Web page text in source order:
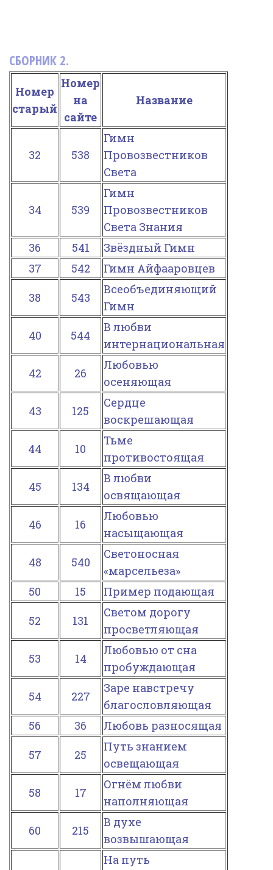
СБОРНИК 2.
Номер
старый
Номер
на
сайте
Название
32 538
Гимн
Провозвестников
Света
34 539
Гимн
Провозвестников
Света Знания
36
541
Звёздный Гимн
37
542
Гимн Айфааровцев
38
543
Всеобъединяющий
Гимн
40
544
В любви
интернациональная
42
26
Любовью
осеняющая
43
125
Сердце
воскрешающая
44
10
Тьме
противостоящая
45
134
В любви
освящающая
46
16
Любовью
насыщающая
48
540
Светоносная
«марсельеза»
50
15
Пример подающая
52
131
Светом дорогу
просветляющая
53
14
Любовью от сна
пробуждающая
54
227
Заре навстречу
благословляющая
56
36
Любовь разносящая
57
25
Путь знанием
освещающая
58
17
Огнём любви
наполняющая
60
215
В духе
возвышающая
На путь